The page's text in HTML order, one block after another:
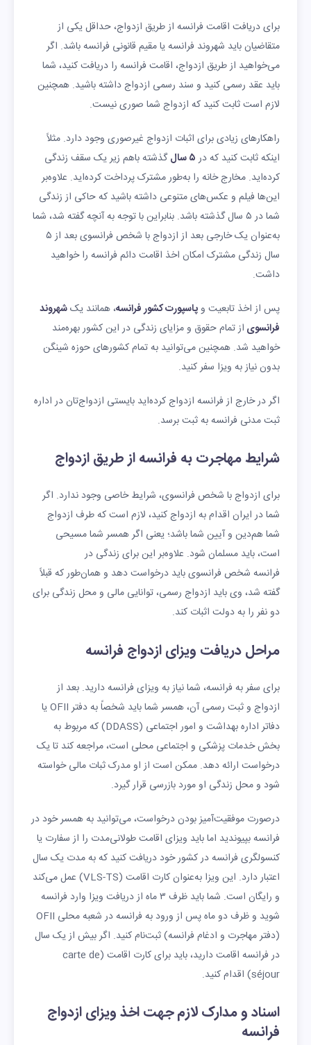
برای دریافت اقامت فرانسه از طریق ازدواج، حداقل یکی از
متقاضیان باید شهروند فرانسه یا مقیم قانونی فرانسه باشد. اگر
می‌خواهید از طریق ازدواج، اقامت فرانسه را دریافت کنید، شما
باید عقد رسمی ‌کنید و سند رسمی ازدواج داشته باشید. همچنین
لازم است ثابت کنید که ازدواج شما صوری نیست.
راهکارهای زیادی برای اثبات ازدواج غیرصوری وجود دارد. مثلاً
اینکه ثابت کنید که در۵ سال
گذشته باهم زیر یک سقف زندگی
کرده‌اید. مخارج خانه را به‌طور مشترک پرداخت کرده‌اید. علاوه‌بر
این‌ها فیلم و عکس‌های متنوعی داشته باشید که حاکی از زندگی
شما در ۵ سال گذشته باشد. بنابراین با توجه به آنچه گفته شد، شما
به‌عنوان یک خارجی بعد از ازدواج با شخص فرانسوی بعد از ۵
سال زندگی مشترک امکان اخذ اقامت دائم فرانسه را خواهید
داشت.
پس از اخذ تابعیت و پاسپورت کشور فرانسه، همانند یکشهروند
فرانسوی از تمام حقوق و مزایای زندگی در این کشور بهره‌مند
خواهید شد. همچنین می‌توانید به تمام کشورهای حوزه شینگن
بدون نیاز به ویزا سفر کنید.
اگر در خارج از فرانسه ازدواج کرده‌اید بایستی ازدواج‌تان در اداره
ثبت مدنی فرانسه به ثبت برسد.
شرایط مهاجرت به فرانسه از طریق ازدواج
برای ازدواج با شخص فرانسوی، شرایط خاصی وجود ندارد. اگر
شما در ایران اقدام به ازدواج کنید، لازم است که طرف ازدواج
شما هم‌دین و آیین شما باشد؛ یعنی اگر همسر شما مسیحی
است، باید مسلمان شود. علاوه‌بر این برای زندگی در
فرانسه شخص فرانسوی باید درخواست دهد و همان‌طور که قبلاً
گفته شد، وی باید ازدواج رسمی، توانایی مالی و محل زندگی برای
دو نفر را به دولت اثبات کند.
مراحل دریافت ویزای ازدواج فرانسه
برای سفر به فرانسه، شما نیاز به ویزای فرانسه دارید. بعد از
ازدواج و ثبت رسمی آن، همسر شما باید شخصاً به دفتر OFII یا
دفاتر اداره بهداشت و امور اجتماعی (DDASS) که مربوط به
بخش خدمات پزشکی و اجتماعی محلی است، مراجعه کند تا یک
درخواست ارائه دهد. ممکن است از او مدرک ثبات مالی خواسته
شود و محل زندگی او مورد بازرسی قرار گیرد.
درصورت موفقیت‌آمیز بودن درخواست، می‌توانید به همسر خود در
فرانسه بپیوندید اما باید ویزای اقامت طولانی‌مدت را از سفارت یا
کنسولگری فرانسه در کشور خود دریافت کنید که به مدت یک سال
اعتبار دارد. این ویزا به‌عنوان کارت اقامت (VLS-TS) عمل می‌کند
و رایگان است. شما باید ظرف ۳ ماه از دریافت ویزا وارد فرانسه
شوید و ظرف دو ماه پس از ورود به فرانسه در شعبه محلی OFII
(دفتر مهاجرت و ادغام فرانسه) ثبت‌نام کنید. اگر بیش از یک سال
در فرانسه اقامت دارید، باید برای کارت اقامت (carte de
séjour) اقدام کنید.
اسناد و مدارک لازم جهت اخذ ویزای ازدواج
فرانسه